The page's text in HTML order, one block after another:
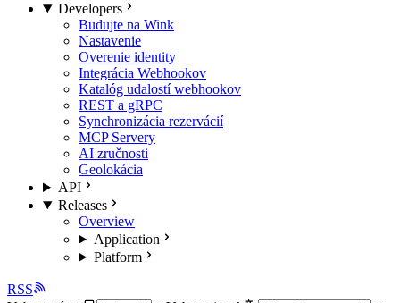
Developers
Budujte na Wink
Nastavenie
Overenie identity
Integrácia Webhookov
Katalóg udalostí webhookov
REST a gRPC
Synchronizácia rezervácií
MCP Servery
AI zručnosti
Geolokácia
API
Releases
Overview
Application
Platform
RSS